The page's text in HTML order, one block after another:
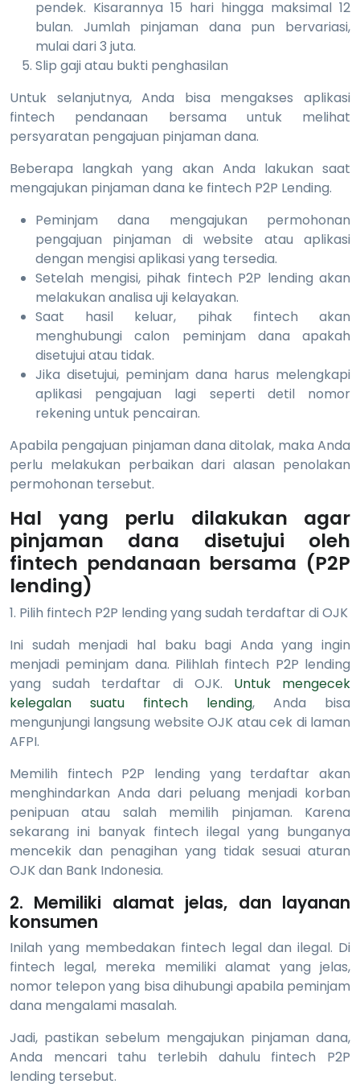
pendek. Kisarannya 15 hari hingga maksimal 12
bulan. Jumlah pinjaman dana pun bervariasi,
mulai dari 3 juta.
Slip gaji atau bukti penghasilan
Untuk selanjutnya, Anda bisa mengakses aplikasi
fintech pendanaan bersama untuk melihat
persyaratan pengajuan pinjaman dana.
Beberapa langkah yang akan Anda lakukan saat
mengajukan pinjaman dana ke fintech P2P Lending.
Peminjam dana mengajukan permohonan
pengajuan pinjaman di website atau aplikasi
dengan mengisi aplikasi yang tersedia.
Setelah mengisi, pihak fintech P2P lending akan
melakukan analisa uji kelayakan.
Saat hasil keluar, pihak fintech akan
menghubungi calon peminjam dana apakah
disetujui atau tidak.
Jika disetujui, peminjam dana harus melengkapi
aplikasi pengajuan lagi seperti detil nomor
rekening untuk pencairan.
Apabila pengajuan pinjaman dana ditolak, maka Anda
perlu melakukan perbaikan dari alasan penolakan
permohonan tersebut.
Hal yang perlu dilakukan agar
pinjaman dana disetujui oleh
fintech pendanaan bersama (P2P
lending)
1. Pilih fintech P2P lending yang sudah terdaftar di OJK
Ini sudah menjadi hal baku bagi Anda yang ingin
menjadi peminjam dana. Pilihlah fintech P2P lending
yang sudah terdaftar di OJK. Untuk mengecek
kelegalan suatu fintech lending, Anda bisa
mengunjungi langsung website OJK atau cek di laman
AFPI.
Memilih fintech P2P lending yang terdaftar akan
menghindarkan Anda dari peluang menjadi korban
penipuan atau salah memilih pinjaman. Karena
sekarang ini banyak fintech ilegal yang bunganya
mencekik dan penagihan yang tidak sesuai aturan
OJK dan Bank Indonesia.
2. Memiliki alamat jelas, dan layanan
konsumen
Inilah yang membedakan fintech legal dan ilegal. Di
fintech legal, mereka memiliki alamat yang jelas,
nomor telepon yang bisa dihubungi apabila peminjam
dana mengalami masalah.
Jadi, pastikan sebelum mengajukan pinjaman dana,
Anda mencari tahu terlebih dahulu fintech P2P
lending tersebut.